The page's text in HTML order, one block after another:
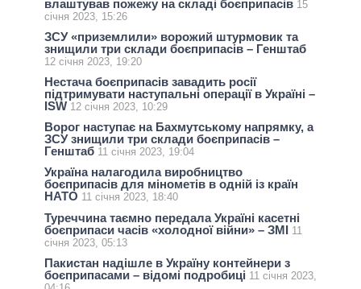
влаштував пожежу на складі боєприпасів 15
січня 2023, 15:26
ЗСУ «приземлили» ворожий штурмовик та
знищили три склади боєприпасів – Генштаб
12 січня 2023, 19:20
Нестача боєприпасів завадить росії
підтримувати наступальні операції в Україні –
ISW 12 січня 2023, 10:29
Ворог наступає на Бахмутському напрямку, а
ЗСУ знищили три склади боєприпасів –
Генштаб 11 січня 2023, 19:04
Україна налагодила виробництво
боєприпасів для мінометів в одній із країн
НАТО 11 січня 2023, 18:40
Туреччина таємно передала Україні касетні
боєприпаси часів «холодної війни» – ЗМІ 11
січня 2023, 05:13
Пакистан надішле в Україну контейнери з
боєприпасами – відомі подробиці 11 січня 2023,